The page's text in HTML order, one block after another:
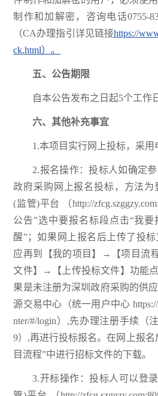
制作和加解密，咨询电话0755-
（CA办理指引详见链接https://
ck.html）。
五、公告期限
自本公告发布之日起5个工作
六、其他补充事宜
1.本项目实行网上投标，采用
2.报名操作：投标人如确定
政府采购网上报名投标，方法为
(监管)平台 （http://
公告”选中要报名标段点击“我
醒”；如果网上报名后上传了投标
应再到【我的项目】→【项目流
文件】→【上传投标文件】功能
果是未注册为深圳政府采购的供
源交易中心（统一用户中心 https://
nter/#/login）,先办理注册手续（
9）,再进行投标报名。在网上报
目流程”中进行招标文件的下载。
3.开标操作：投标人可以登